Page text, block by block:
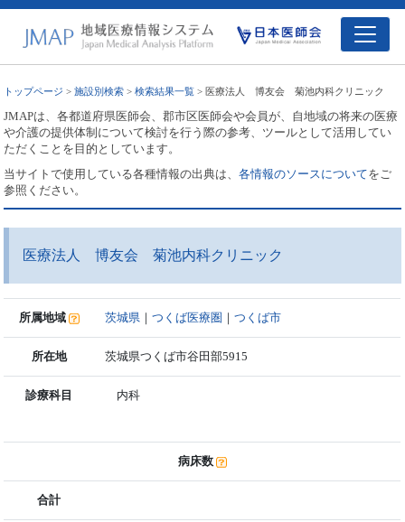
トップページ >施設別検索 >検索結果一覧 > 医療法人 博友会 菊池内科クリニック
JMAPは、各都道府県医師会、郡市区医師会や会員が、自地域の将来の医療
や介護の提供体制について検討を行う際の参考、ツールとして活用してい
ただくことを目的としています。
当サイトで使用している各種情報の出典は、各情報のソースについてをご
参照ください。
医療法人 博友会 菊池内科クリニック
所属地域 茨城県 ｜つくば医療圏 ｜つくば市
所在地 茨城県つくば市谷田部5915
診療科目 内科
病床数
合計